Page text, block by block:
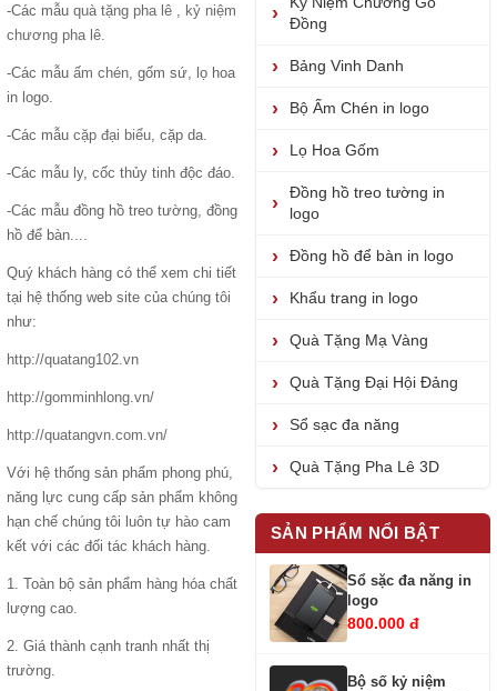
-Các mẫu quà tặng pha lê , kỷ niệm
chương pha lê.
-Các mẫu ấm chén, gốm sứ, lọ hoa
in logo.
-Các mẫu cặp đại biểu, cặp da.
-Các mẫu ly, cốc thủy tinh độc đáo.
-Các mẫu đồng hồ treo tường, đồng
hồ để bàn....
Quý khách hàng có thể xem chi tiết
tại hệ thống web site của chúng tôi
như:
http://quatang102.vn
http://gomminhlong.vn/
http://quatangvn.com.vn/
Với hệ thống sản phẩm phong phú,
năng lực cung cấp sản phẩm không
hạn chế chúng tôi luôn tự hào cam
kết với các đối tác khách hàng.
1. Toàn bộ sản phẩm hàng hóa chất
lượng cao.
2. Giá thành cạnh tranh nhất thị
trường.
Đồng
Bảng Vinh Danh
Bộ Ấm Chén in logo
Lọ Hoa Gốm
Đồng hồ treo tường in
logo
Đồng hồ để bàn in logo
Khẩu trang in logo
Quà Tặng Mạ Vàng
Quà Tặng Đại Hội Đảng
Sổ sạc đa năng
Quà Tặng Pha Lê 3D
SẢN PHẨM NỔI BẬT
Sổ sặc đa năng in
logo
800.000 đ
Bộ số kỷ niệm